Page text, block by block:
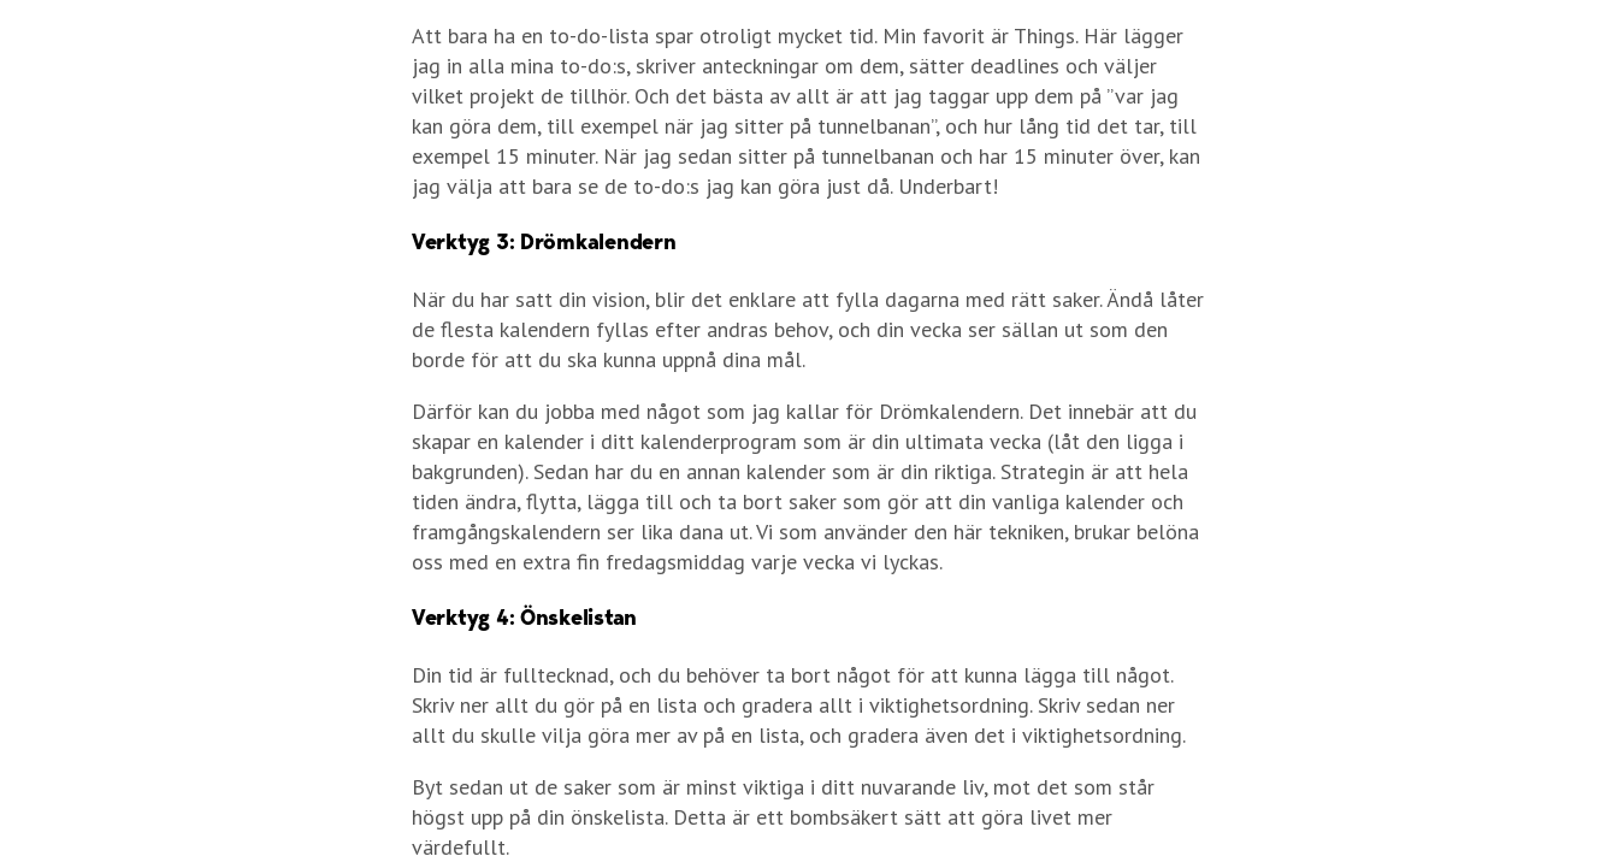
Att bara ha en to-do-lista spar otroligt mycket tid. Min favorit är Things. Här lägger
jag in alla mina to-do:s, skriver anteckningar om dem, sätter deadlines och väljer
vilket projekt de tillhör. Och det bästa av allt är att jag taggar upp dem på ”var jag
kan göra dem, till exempel när jag sitter på tunnelbanan”, och hur lång tid det tar, till
exempel 15 minuter. När jag sedan sitter på tunnelbanan och har 15 minuter över, kan
jag välja att bara se de to-do:s jag kan göra just då. Underbart!
Verktyg 3: Drömkalendern
När du har satt din vision, blir det enklare att fylla dagarna med rätt saker. Ändå låter
de flesta kalendern fyllas efter andras behov, och din vecka ser sällan ut som den
borde för att du ska kunna uppnå dina mål.
Därför kan du jobba med något som jag kallar för Drömkalendern. Det innebär att du
skapar en kalender i ditt kalenderprogram som är din ultimata vecka (låt den ligga i
bakgrunden). Sedan har du en annan kalender som är din riktiga. Strategin är att hela
tiden ändra, flytta, lägga till och ta bort saker som gör att din vanliga kalender och
framgångskalendern ser lika dana ut. Vi som använder den här tekniken, brukar belöna
oss med en extra fin fredagsmiddag varje vecka vi lyckas.
Verktyg 4: Önskelistan
Din tid är fulltecknad, och du behöver ta bort något för att kunna lägga till något.
Skriv ner allt du gör på en lista och gradera allt i viktighetsordning. Skriv sedan ner
allt du skulle vilja göra mer av på en lista, och gradera även det i viktighetsordning.
Byt sedan ut de saker som är minst viktiga i ditt nuvarande liv, mot det som står
högst upp på din önskelista. Detta är ett bombsäkert sätt att göra livet mer
värdefullt.